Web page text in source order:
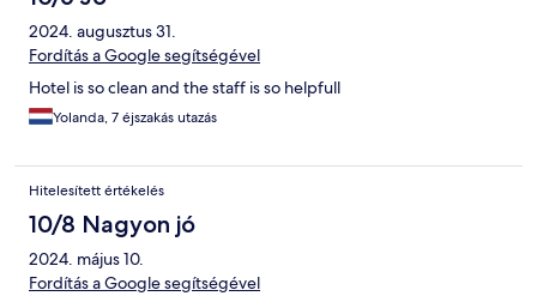
2024. augusztus 31.
Fordítás a Google segítségével
Hotel is so clean and the staff is so helpfull
Yolanda, 7 éjszakás utazás
Hitelesített értékelés
10/8 Nagyon jó
2024. május 10.
Fordítás a Google segítségével